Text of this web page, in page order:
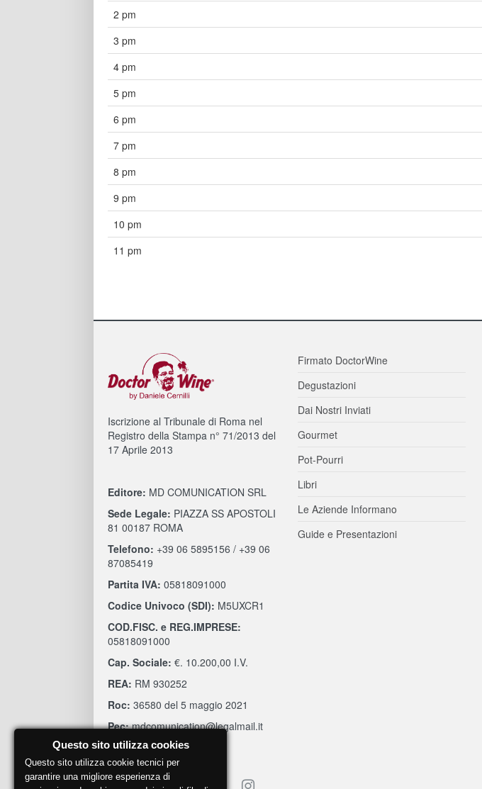
2 pm
3 pm
4 pm
5 pm
6 pm
7 pm
8 pm
9 pm
10 pm
11 pm
Iscrizione al Tribunale di Roma nel
Registro della Stampa n° 71/2013 del
17 Aprile 2013
Editore: MD COMUNICATION SRL
Sede Legale: PIAZZA SS APOSTOLI
81 00187 ROMA
Telefono: +39 06 5895156 / +39 06
87085419
Partita IVA: 05818091000
Codice Univoco (SDI): M5UXCR1
COD.FISC. e REG.IMPRESE:
05818091000
Cap. Sociale: €. 10.200,00 I.V.
REA: RM 930252
Roc: 36580 del 5 maggio 2021
Pec:mdcomunication@legalmail.it
Firmato DoctorWine
Degustazioni
Dai Nostri Inviati
Gourmet
Pot-Pourri
Libri
Le Aziende Informano
Guide e Presentazioni
Questo sito utilizza cookies
Questo sito utilizza cookie tecnici per
garantire una migliore esperienza di